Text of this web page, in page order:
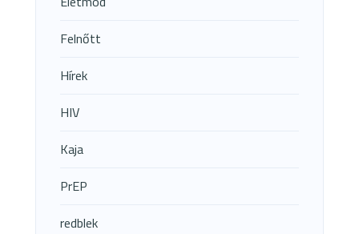
Felnőtt
Hírek
HIV
Kaja
PrEP
redblek